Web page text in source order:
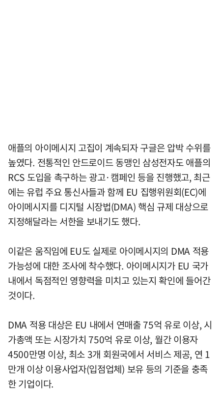
애플의 아이메시지 고집이 계속되자 구글은 압박 수위를
높였다. 전통적인 안드로이드 동맹인 삼성전자도 애플의
RCS 도입을 촉구하는 광고·캠페인 등을 진행했고, 최근
에는 유럽 주요 통신사들과 함께 EU 집행위원회(EC)에
아이메시지를 디지털 시장법(DMA) 핵심 규제 대상으로
지정해달라는 서한을 보내기도 했다.
이같은 움직임에 EU도 실제로 아이메시지의 DMA 적용
가능성에 대한 조사에 착수했다. 아이메시지가 EU 국가
내에서 독점적인 영향력을 미치고 있는지 확인에 들어간
것이다.
DMA 적용 대상은 EU 내에서 연매출 75억 유로 이상, 시
가총액 또는 시장가치 750억 유로 이상, 월간 이용자
4500만명 이상, 최소 3개 회원국에서 서비스 제공, 연 1
만개 이상 이용사업자(입점업체) 보유 등의 기준을 충족
한 기업이다.